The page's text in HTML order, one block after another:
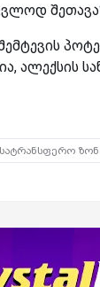
ალექსის
სატრანსფერო